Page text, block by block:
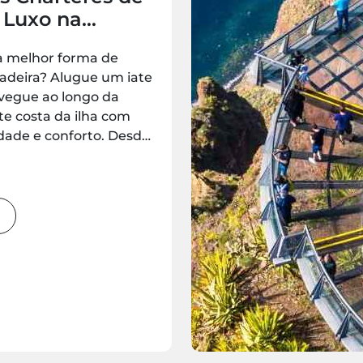
na
em
para Grupos
melhor forma de
Alugue um iate
ao longo da
costa da ilha com
e conforto. Desde
inesquecíveis
para reserva